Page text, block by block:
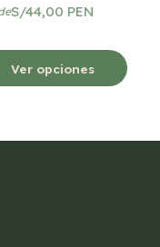
S/44,00 PEN
Ver opciones